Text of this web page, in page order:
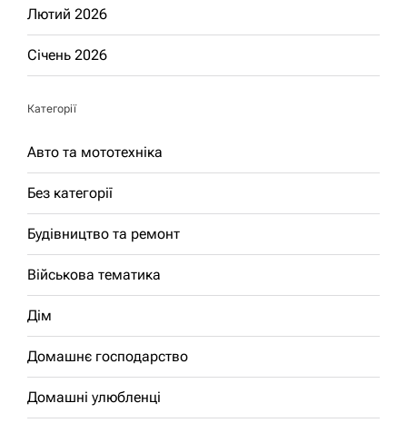
Лютий 2026
Січень 2026
Категорії
Авто та мототехніка
Без категорії
Будівництво та ремонт
Військова тематика
Дім
Домашнє господарство
Домашні улюбленці